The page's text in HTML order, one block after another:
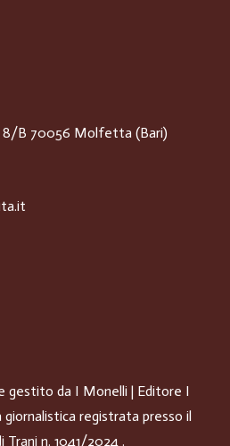
8/B 70056 Molfetta (Bari)
gestito da I Monelli | Editore I
registrata presso il
Trani n. 1041/2024 .